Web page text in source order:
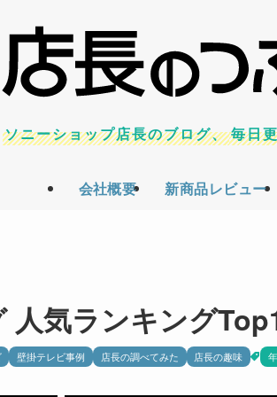
会社概要 新商品レビュー
ソニーショップ店長のブログ、毎日
人気ランキング
壁掛テレビ事例 店長の調べてみた 店長の趣味